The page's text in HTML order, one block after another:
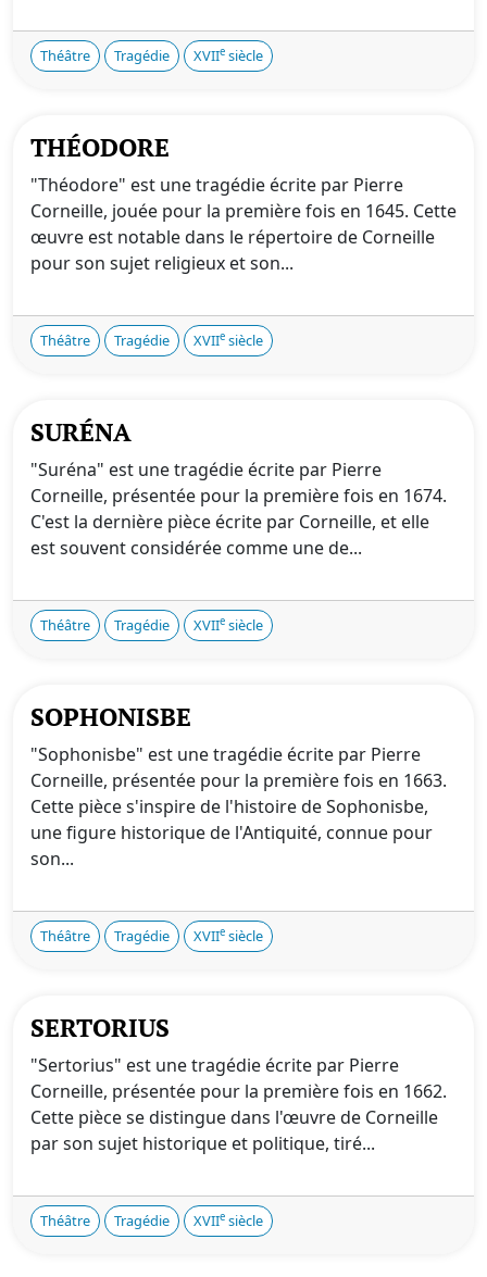
Théâtre Tragédie XVIIe siècle
THÉODORE
"Théodore" est une tragédie écrite par Pierre
Corneille, jouée pour la première fois en 1645. Cette
œuvre est notable dans le répertoire de Corneille
pour son sujet religieux et son...
Théâtre Tragédie XVIIe siècle
SURÉNA
"Suréna" est une tragédie écrite par Pierre
Corneille, présentée pour la première fois en 1674.
C'est la dernière pièce écrite par Corneille, et elle
est souvent considérée comme une de...
Théâtre Tragédie XVIIe siècle
SOPHONISBE
"Sophonisbe" est une tragédie écrite par Pierre
Corneille, présentée pour la première fois en 1663.
Cette pièce s'inspire de l'histoire de Sophonisbe,
une figure historique de l'Antiquité, connue pour
son...
Théâtre Tragédie XVIIe siècle
SERTORIUS
"Sertorius" est une tragédie écrite par Pierre
Corneille, présentée pour la première fois en 1662.
Cette pièce se distingue dans l'œuvre de Corneille
par son sujet historique et politique, tiré...
Théâtre Tragédie XVIIe siècle